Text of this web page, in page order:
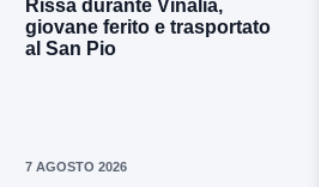
Rissa durante Vinalia,
giovane ferito e trasportato
al San Pio
7 AGOSTO 2026